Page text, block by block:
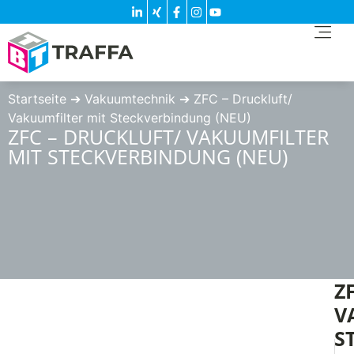
Startseite ➔ Vakuumtechnik ➔ ZFC – Druckluft/
Vakuumfilter mit Steckverbindung (NEU)
ZFC – DRUCKLUFT/ VAKUUMFILTER
MIT STECKVERBINDUNG (NEU)